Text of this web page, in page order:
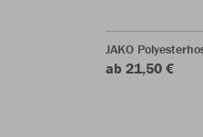
JAKO
ab 21,50 €